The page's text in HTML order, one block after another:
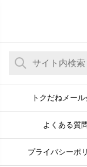
トクだねメール
よくある質
プライバシーポ